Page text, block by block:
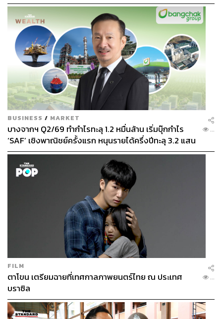
BUSINESS / MARKET
บางจากฯ Q2/69 ทำกำไรทะลุ 1.2 หมื่นล้าน เริ่มบุ๊กกำไร
‘SAF’ เชิงพาณิชย์ครั้งแรก หนุนรายได้ครึ่งปีทะลุ 3.2 แสน
ล้าน
...
FILM
ตาโขน เตรียมฉายที่เทศกาลภาพยนตร์ไทย ณ ประเทศ
บราซิล
...